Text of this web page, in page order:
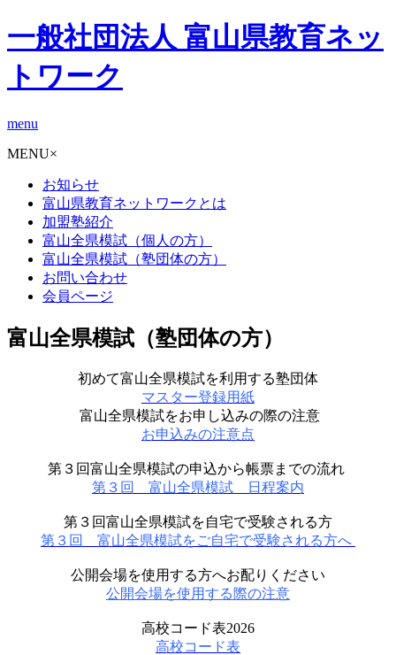
一般社団法人 富山県教育ネッ
トワーク
menu
MENU×
お知らせ
富山県教育ネットワークとは
加盟塾紹介
富山全県模試（個人の方）
富山全県模試（塾団体の方）
お問い合わせ
会員ページ
富山全県模試（塾団体の方）
初めて富山全県模試を利用する塾団体
マスター登録用紙
富山全県模試をお申し込みの際の注意
お申込みの注意点
第３回富山全県模試の申込から帳票までの流れ
第３回 富山全県模試 日程案内
第３ 回富山全県模試を自宅で受験される方
第３回 富山全県模試をご自宅で受験される方へ
公開会場を使用する方へお配りください
公開会場を使用する際の注意
高校コード表2026
高校コード表